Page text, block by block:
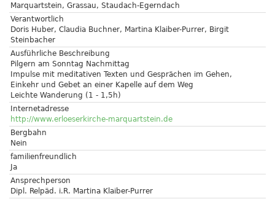
Marquartstein, Grassau, Staudach-Egerndach
Verantwortlich
Doris Huber, Claudia Buchner, Martina Klaiber-Purrer, Birgit
Steinbacher
Ausführliche Beschreibung
Pilgern am Sonntag Nachmittag
Impulse mit meditativen Texten und Gesprächen im Gehen,
Einkehr und Gebet an einer Kapelle auf dem Weg
Leichte Wanderung (1 - 1,5h)
Internetadresse
http://www.erloeserkirche-marquartstein.de
Bergbahn
Nein
familienfreundlich
Ja
Ansprechperson
Dipl. Relpäd. i.R. Martina Klaiber-Purrer